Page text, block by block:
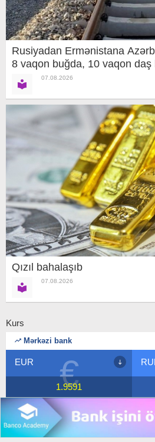
Rusiyadan Ermənistana
8 vaqon buğda, 10 vaqon
07.08.2026
Qızıl bahalaşıb
07.08.2026
Kurs
Mərkəzi bank
₽
RUB
2.0816